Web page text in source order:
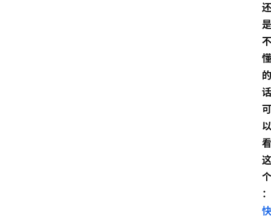
还
是
不
懂
的
话
可
以
看
这
个
：
快